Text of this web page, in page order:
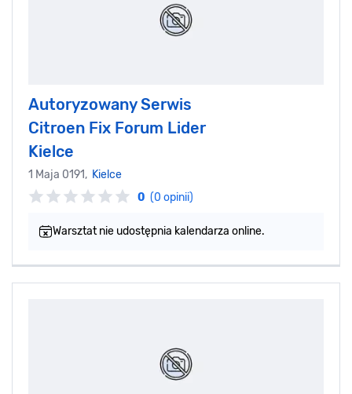
Autoryzowany Serwis
Citroen Fix Forum Lider
Kielce
1 Maja 0191, Kielce
0 (0 opinii)
Warsztat nie udostępnia kalendarza online.